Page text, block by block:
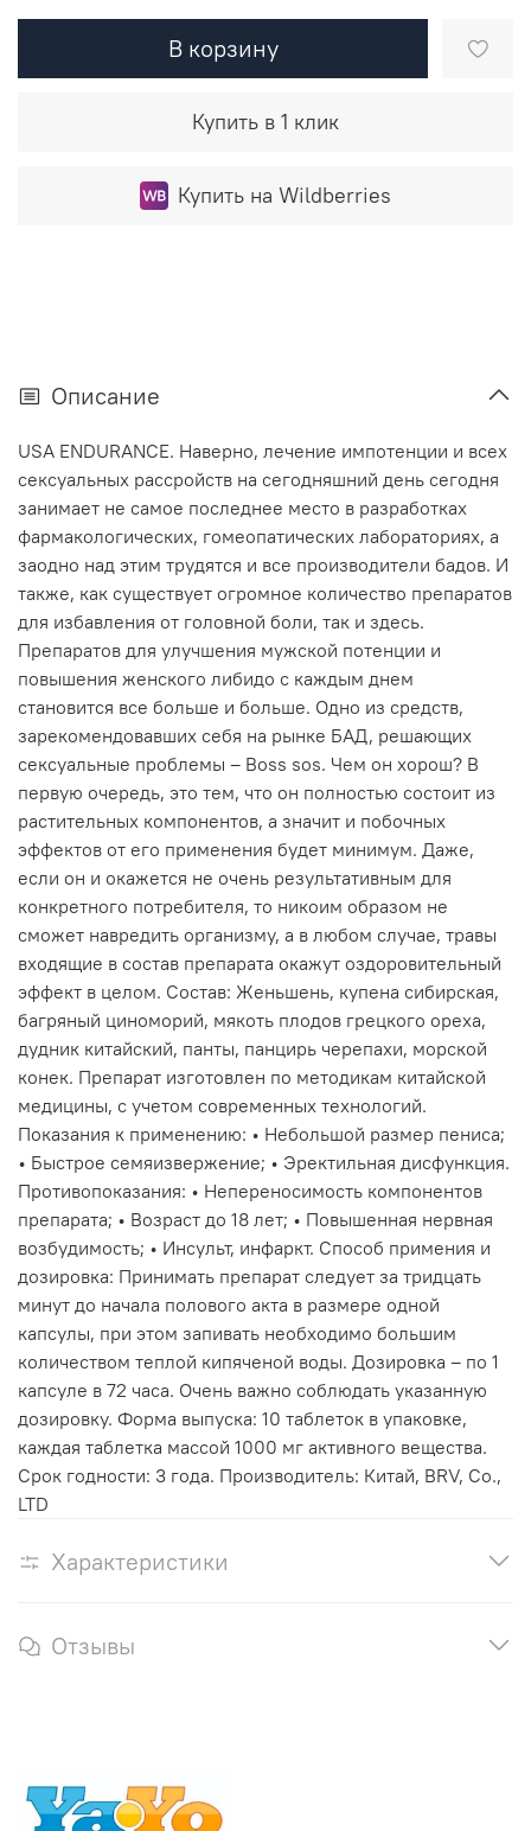
В корзину
Купить в 1 клик
Купить на Wildberries
Описание
USA ENDURANCE. Наверно, лечение импотенции и всех
сексуальных рассройств на сегодняшний день сегодня
занимает не самое последнее место в разработках
фармакологических, гомеопатических лабораториях, а
заодно над этим трудятся и все производители бадов. И
также, как существует огромное количество препаратов
для избавления от головной боли, так и здесь.
Препаратов для улучшения мужской потенции и
повышения женского либидо с каждым днем
становится все больше и больше. Одно из средств,
зарекомендовавших себя на рынке БАД, решающих
сексуальные проблемы – Boss sos. Чем он хорош? В
первую очередь, это тем, что он полностью состоит из
растительных компонентов, а значит и побочных
эффектов от его применения будет минимум. Даже,
если он и окажется не очень результативным для
конкретного потребителя, то никоим образом не
сможет навредить организму, а в любом случае, травы
входящие в состав препарата окажут оздоровительный
эффект в целом. Состав: Женьшень, купена сибирская,
багряный циноморий, мякоть плодов грецкого ореха,
дудник китайский, панты, панцирь черепахи, морской
конек. Препарат изготовлен по методикам китайской
медицины, с учетом современных технологий.
Показания к применению: • Небольшой размер пениса;
• Быстрое семяизвержение; • Эректильная дисфункция.
Противопоказания: • Непереносимость компонентов
препарата; • Возраст до 18 лет; • Повышенная нервная
возбудимость; • Инсульт, инфаркт. Способ примения и
дозировка: Принимать препарат следует за тридцать
минут до начала полового акта в размере одной
капсулы, при этом запивать необходимо большим
количеством теплой кипяченой воды. Дозировка – по 1
капсуле в 72 часа. Очень важно соблюдать указанную
дозировку. Форма выпуска: 10 таблеток в упаковке,
каждая таблетка массой 1000 мг активного вещества.
Срок годности: 3 года. Производитель: Китай, BRV, Co.,
LTD
Характеристики
Отзывы